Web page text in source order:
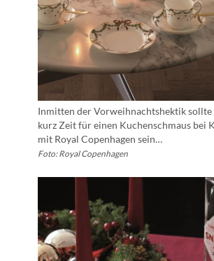
Inmitten der Vorweihnachtshektik
kurz Zeit für einen Kuchenschmaus bei
mit Royal Copenhagen sein…
Foto: Royal Copenhagen